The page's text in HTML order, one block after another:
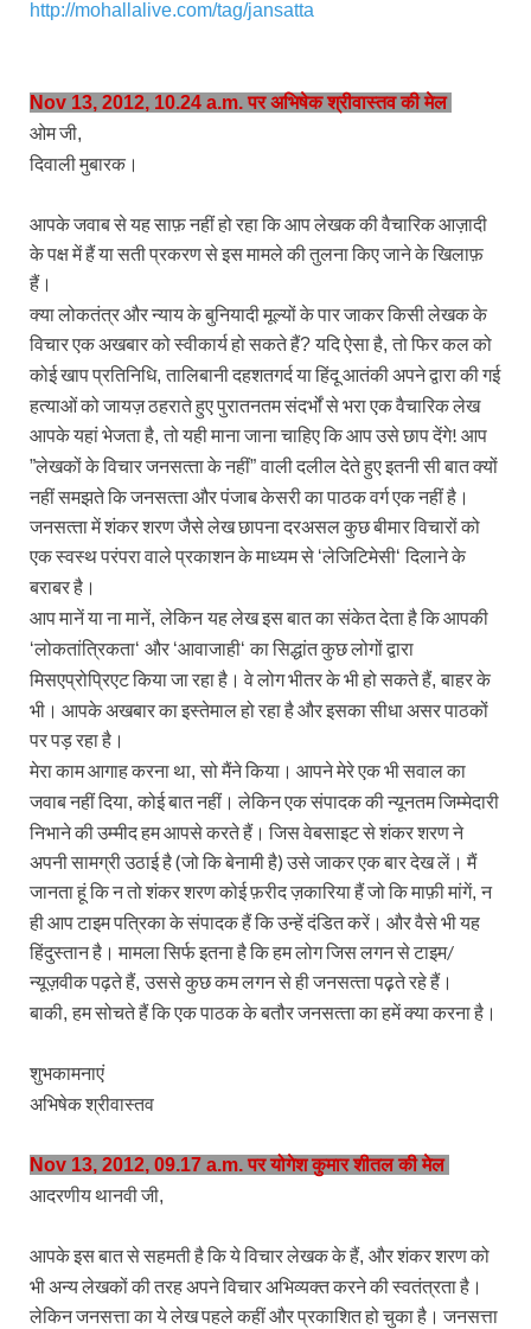
http://mohallalive.com/tag/jansatta
Nov 13, 2012, 10.24 a.m. पर अभिषेक श्रीवास्‍तव की मेल
ओम जी,
दिवाली मुबारक।
आपके जवाब से यह साफ़ नहीं हो रहा कि आप लेखक की वैचारिक आज़ादी
के पक्ष में हैं या सती प्रकरण से इस मामले की तुलना किए जाने के खिलाफ़
हैं।
क्‍या लोकतंत्र और न्‍याय के बुनियादी मूल्‍यों के पार जाकर किसी लेखक के
विचार एक अखबार को स्‍वीकार्य हो सकते हैं?यदि ऐसा है,तो फिर कल को
कोई खाप प्रतिनिधि,तालिबानी दहशतगर्द या हिंदू आतंकी अपने द्वारा की गई
हत्‍याओं को जायज़ ठहराते हुए पुरातनतम संदर्भों से भरा एक वैचारिक लेख
आपके यहां भेजता है,तो यही माना जाना चाहिए कि आप उसे छाप देंगे! आप
”लेखकों के विचार जनसत्‍ता के नहीं”वाली दलील देते हुए इतनी सी बात क्‍यों
नहीं समझते कि जनसत्‍ता और पंजाब केसरी का पाठक वर्ग एक नहीं है।
जनसत्‍ता में शंकर शरण जैसे लेख छापना दरअसल कुछ बीमार विचारों को
एक स्‍वस्‍थ परंपरा वाले प्रकाशन के माध्‍यम से ‘लेजिटिमेसी‘दिलाने के
बराबर है।
आप मानें या ना मानें,लेकिन यह लेख इस बात का संकेत देता है कि आपकी
‘लोकतांत्रिकता‘ और ‘आवाजाही‘का सिद्धांत कुछ लोगों द्वारा
मिसएप्रोप्रिएट किया जा रहा है। वे लोग भीतर के भी हो सकते हैं,बाहर के
भी। आपके अखबार का इस्‍तेमाल हो रहा है और इसका सीधा असर पाठकों
पर पड़ रहा है।
मेरा काम आगाह करना था,सो मैंने किया। आपने मेरे एक भी सवाल का
जवाब नहीं दिया,कोई बात नहीं। लेकिन एक संपादक की न्‍यूनतम जिम्‍मेदारी
निभाने की उम्‍मीद हम आपसे करते हैं। जिस वेबसाइट से शंकर शरण ने
अपनी सामग्री उठाई है (जो कि बेनामी है) उसे जाकर एक बार देख लें। मैं
जानता हूं कि न तो शंकर शरण कोई फ़रीद ज़कारिया हैं जो कि माफ़ी मांगें,न
ही आप टाइम पत्रिका के संपादक हैं कि उन्‍हें दंडित करें। और वैसे भी यह
हिंदुस्‍तान है। मामला सिर्फ इतना है कि हम लोग जिस लगन से टाइम/
न्‍यूज़वीक पढ़ते हैं,उससे कुछ कम लगन से ही जनसत्‍ता पढ़़ते रहे हैं।
बाकी,हम सोचते हैं कि एक पाठक के बतौर जनसत्‍ता का हमें क्‍या करना है।
शुभकामनाएं
अभिषेक श्रीवास्‍तव
Nov 13, 2012, 09.17 a.m. पर योगेश कुमार शीतल की मेल
आदरणीय थानवी जी,
आपके इस बात से सहमती है कि ये विचार लेखक के हैं, और शंकर शरण को
भी अन्य लेखकों की तरह अपने विचार अभिव्यक्त करने की स्वतंत्रता है।
लेकिन जनसत्ता का ये लेख पहले कहीं और प्रकाशित हो चुका है। जनसत्ता